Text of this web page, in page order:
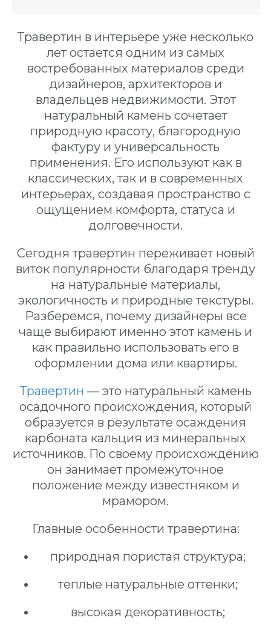
Травертин в интерьере уже несколько
лет остается одним из самых
востребованных материалов среди
дизайнеров, архитекторов и
владельцев недвижимости. Этот
натуральный камень сочетает
природную красоту, благородную
фактуру и универсальность
применения. Его используют как в
классических, так и в современных
интерьерах, создавая пространство с
ощущением комфорта, статуса и
долговечности.
Сегодня травертин переживает новый
виток популярности благодаря тренду
на натуральные материалы,
экологичность и природные текстуры.
Разберемся, почему дизайнеры все
чаще выбирают именно этот камень и
как правильно использовать его в
оформлении дома или квартиры.
Травертин — это натуральный камень
осадочного происхождения, который
образуется в результате осаждения
карбоната кальция из минеральных
источников. По своему происхождению
он занимает промежуточное
положение между известняком и
мрамором.
Главные особенности травертина:
природная пористая структура;
теплые натуральные оттенки;
высокая декоративность;